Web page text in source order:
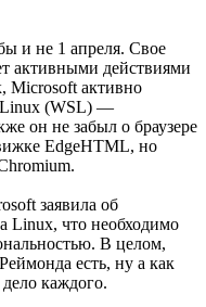
и не 1 апреля. Свое
активными действиями
Microsoft активно
Linux (WSL) —
он не забыл о браузере
EdgeHTML, но
заявила об
Linux, что необходимо
В целом,
есть, ну а как
каждого.